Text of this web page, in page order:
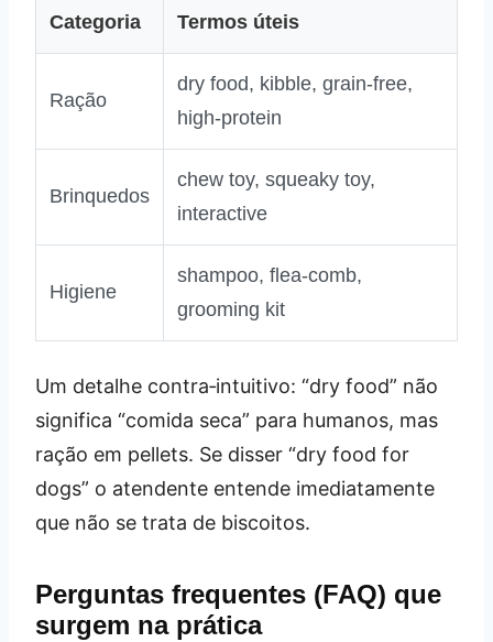
Categoria Termos úteis
Ração
dry food, kibble, grain‑free,
high‑protein
Brinquedos
chew toy, squeaky toy,
interactive
Higiene
shampoo, flea‑comb,
grooming kit
Um detalhe contra‑intuitivo: “dry food” não
significa “comida seca” para humanos, mas
ração em pellets. Se disser “dry food for
dogs” o atendente entende imediatamente
que não se trata de biscoitos.
Perguntas frequentes (FAQ) que
surgem na prática